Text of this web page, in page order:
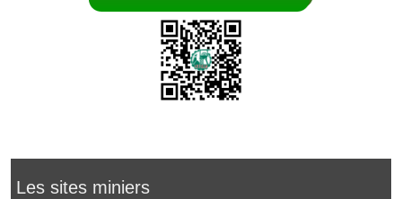
Les sites miniers